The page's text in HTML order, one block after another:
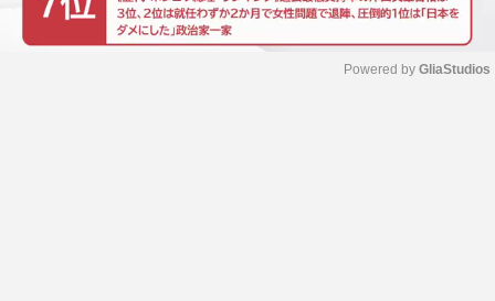
Powered by GliaStudios